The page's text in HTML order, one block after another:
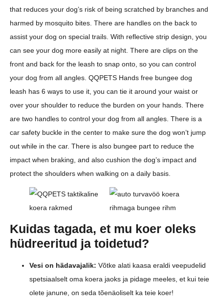
that reduces your dog’s risk of being scratched by branches and
harmed by mosquito bites. There are handles on the back to
assist your dog on special trails. With reflective strip design, you
can see your dog more easily at night. There are clips on the
front and back for the leash to snap onto, so you can control
your dog from all angles. QQPETS Hands free bungee dog
leash has 6 ways to use it, you can tie it around your waist or
over your shoulder to reduce the burden on your hands. There
are two handles to control your dog from all angles. There is a
car safety buckle in the center to make sure the dog won’t jump
out while in the car. There is also bungee part to reduce the
impact when braking, and also cushion the dog’s impact and
protect the shoulders when walking on a daily basis.
Kuidas tagada, et mu koer oleks
hüdreeritud ja toidetud?
Vesi on hädavajalik: Võtke alati kaasa eraldi veepudelid
spetsiaalselt oma koera jaoks ja pidage meeles, et kui teie
olete janune, on seda tõenäoliselt ka teie koer!